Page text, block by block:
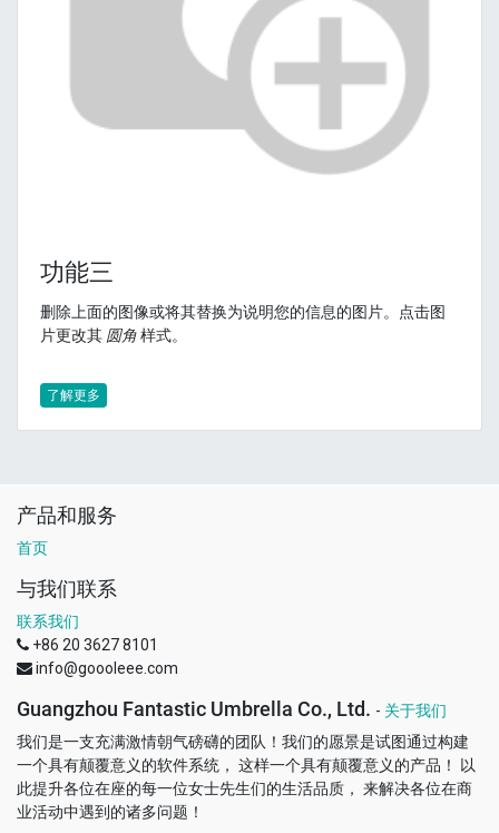
功能三
删除上面的图像或将其替换为说明您的信息的图片。点击图
片更改其 圆角样式。
了解更多
产品和服务
首页
与我们联系
联系我们
+86 20 3627 8101
info@goooleee.com
Guangzhou Fantastic Umbrella Co., Ltd. - 关于我们
我们是一支充满激情朝气磅礴的团队！我们的愿景是试图通过构建
一个具有颠覆意义的软件系统， 这样一个具有颠覆意义的产品！ 以
此提升各位在座的每一位女士先生们的生活品质， 来解决各位在商
业活动中遇到的诸多问题！